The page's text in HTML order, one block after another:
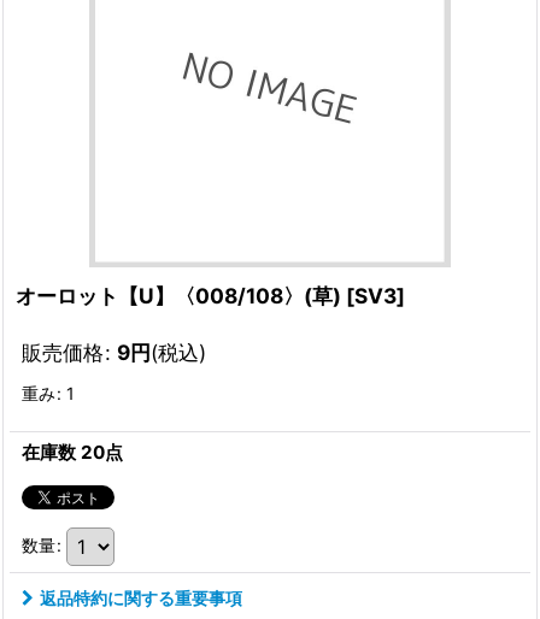
オーロット【U】〈008/108〉(草) [SV3]
販売価格: 9円(税込)
重み: 1
在庫数 20点
数量:
返品特約に関する重要事項